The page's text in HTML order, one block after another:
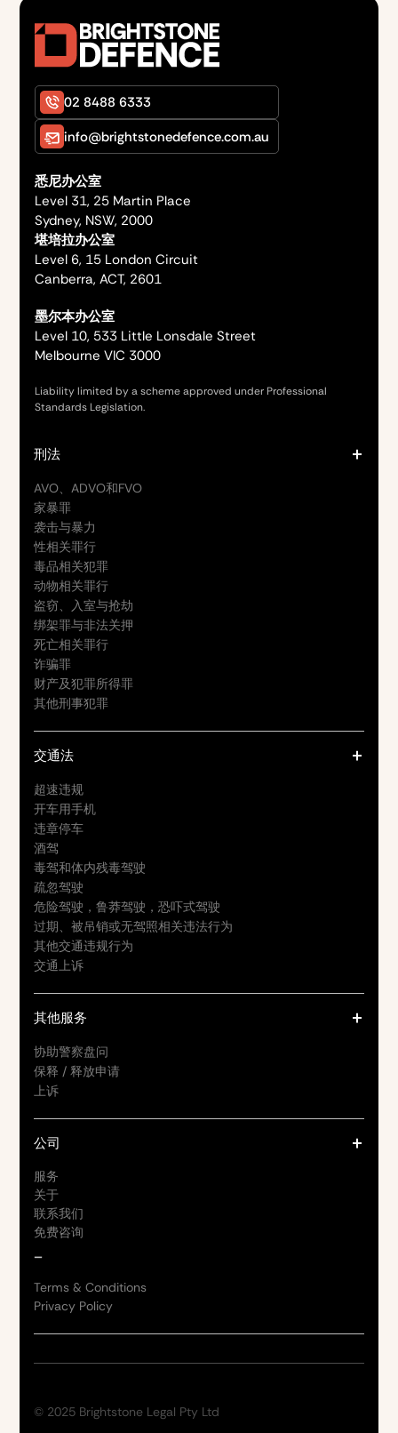
02 8488 6333
info@brightstonedefence.com.au
悉尼办公室
Level 31, 25 Martin Place
Sydney, NSW, 2000
堪培拉办公室
Level 6, 15 London Circuit
Canberra, ACT, 2601
墨尔本办公室
Level 10, 533 Little Lonsdale Street
Melbourne VIC 3000
Liability limited by a scheme approved under Professional
Standards Legislation.
刑法
AVO、ADVO和FVO
家暴罪
袭击与暴力
性相关罪行
毒品相关犯罪
动物相关罪行
盗窃、入室与抢劫
绑架罪与非法关押
死亡相关罪行
诈骗罪
财产及犯罪所得罪
其他刑事犯罪
交通法
超速违规
开车用手机
违章停车
酒驾
毒驾和体内残毒驾驶
疏忽驾驶
危险驾驶，鲁莽驾驶，恐吓式驾驶
过期、被吊销或无驾照相关违法行为
其他交通违规行为
交通上诉
其他服务
协助警察盘问
保释 / 释放申请
上诉
公司
服务
关于
联系我们
免费咨询
_
Terms & Conditions
Privacy Policy
© 2025 Brightstone Legal Pty Ltd